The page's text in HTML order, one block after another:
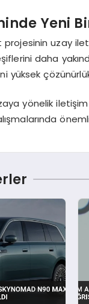
Yeni
uzay
daha
yüksek
yönelik